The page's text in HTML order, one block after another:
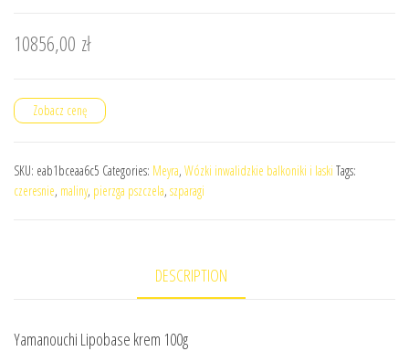
10856,00 zł
Zobacz cenę
SKU: eab1bceaa6c5 Categories: Meyra, Wózki inwalidzkie balkoniki i laski Tags:
czeresnie, maliny, pierzga pszczela, szparagi
DESCRIPTION
Yamanouchi Lipobase krem 100g